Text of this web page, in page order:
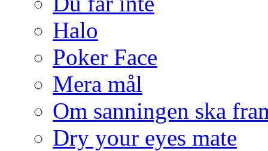
Halo
Poker Face
Mera mål
Om sanningen ska
Dry your eyes mate